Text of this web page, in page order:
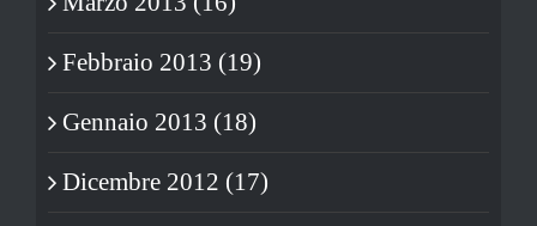
Febbraio 2013 (19)
Gennaio 2013 (18)
Dicembre 2012 (17)